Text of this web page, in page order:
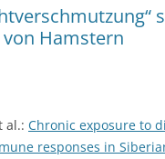
Hamstern
al.: Chronic exposure to
responses in